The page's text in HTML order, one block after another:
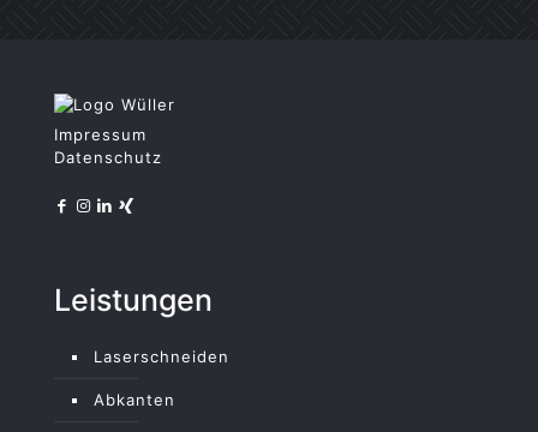
Impressum
Datenschutz
Leistungen
Laserschneiden
Abkanten